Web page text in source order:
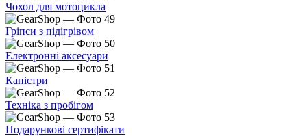
Чохол для мотоцикла
Гріпси з підігрівом
Електронні аксесуари
Каністри
Техніка з пробігом
Подарункові сертифікати